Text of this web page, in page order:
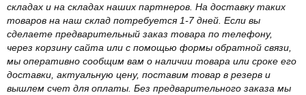
складах и на складах наших партнеров. На доставку таких
товаров на наш склад потребуется 1-7 дней. Если вы
сделаете предварительный заказ товара по телефону,
через корзину сайта или с помощью формы обратной связи,
мы оперативно сообщим вам о наличии товара или сроке его
доставки, актуальную цену, поставим товар в резерв и
вышлем счет для оплаты. Без предварительного заказа мы